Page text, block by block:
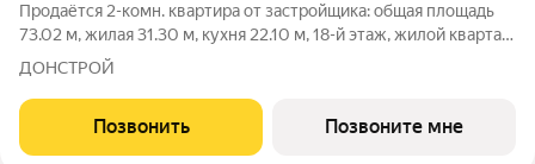
Продаётся 2-комн. квартира от застройщика: общая площадь
73.02 м, жилая 31.30 м, кухня 22.10 м, 18-й этаж, жилой квартал
«Остров 14», корпус 4 (секция 1). Срок сдачи: 2 квартал 2029
года. 2 совмещенных санузла. Остров.14 ЧАСТЬ ПРОЕКТА
«ОСТРОВ», В 10
ДОНСТРОЙ
Позвонить Позвоните мне